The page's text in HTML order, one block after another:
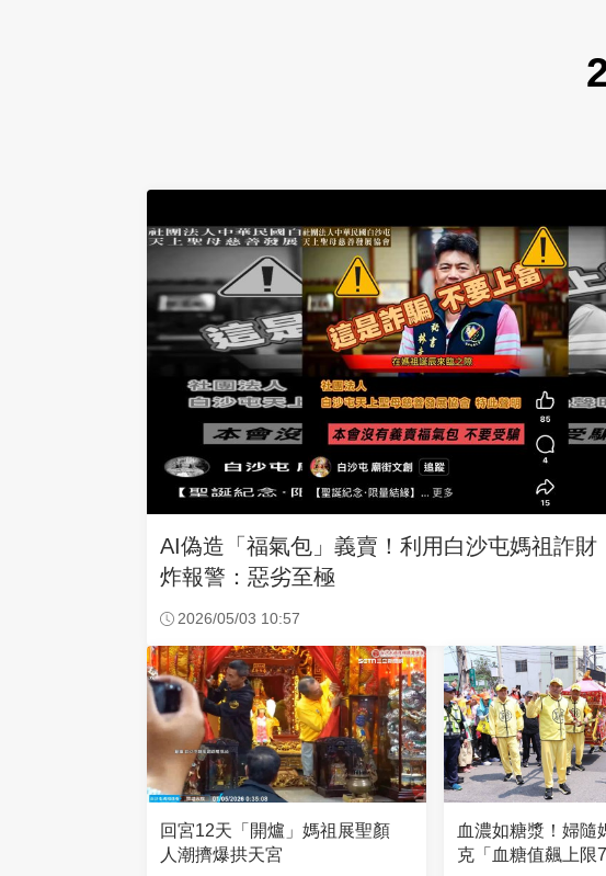
AI偽造「福氣包」義賣！利用白沙屯媽祖詐
炸報警：惡劣至極
2026/05/03 10:57
回宮12天「開爐」媽祖展聖顏
人潮擠爆拱天宮
血濃如糖漿！婦隨
克「血糖值飆上限7倍」